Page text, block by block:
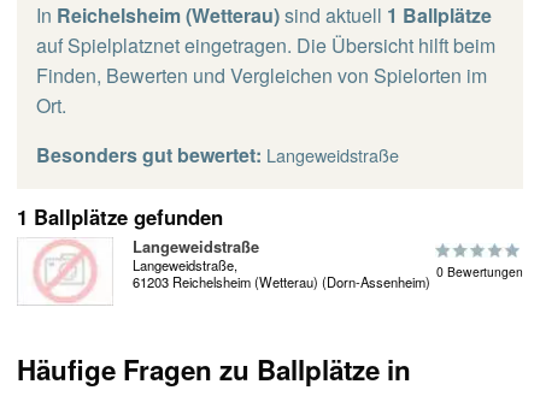
In Reichelsheim (Wetterau)sind aktuell 1 Ballplätze
auf Spielplatznet eingetragen. Die Übersicht hilft beim
Finden, Bewerten und Vergleichen von Spielorten im
Ort.
Besonders gut bewertet: Langeweidstraße
1 Ballplätze gefunden
Langeweidstraße
Langeweidstraße,
61203 Reichelsheim (Wetterau) (Dorn-Assenheim)
0 Bewertungen
Häufige Fragen zu Ballplätze in